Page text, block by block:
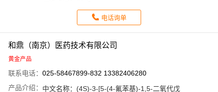
电话询单
和鼎（南京）医药技术有限公司
黄金产品
联系电话： 025-58467899-832 13382406280
产品介绍： 中文名称： (4S)-3-[5-(4-氟苯基)-1,5-二氧代戊